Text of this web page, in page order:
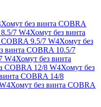
Хомут без винта COBRA
7 W4Хомут без винта
9.5/7 W4Хомут без
винта COBRA 10.5/7
W4Хомут без винта
COBRA 12/8 W4Хомут без
COBRA 14/8
Хомут без винта COBRA